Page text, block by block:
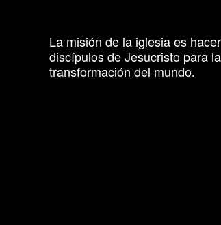
La misión de la iglesia es hacer
discípulos de Jesucristo para la
transformación del mundo.